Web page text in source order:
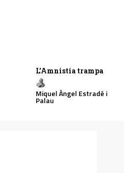
L’Amnistia trampa
Miquel Àngel Estradé i
Palau